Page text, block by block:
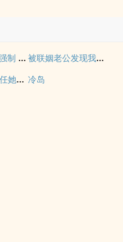
囚爱【亲叔侄 强制 1v1 H】 被联姻老公发现我写po文后
久谋心动/和前任她小姨先婚后爱 冷岛